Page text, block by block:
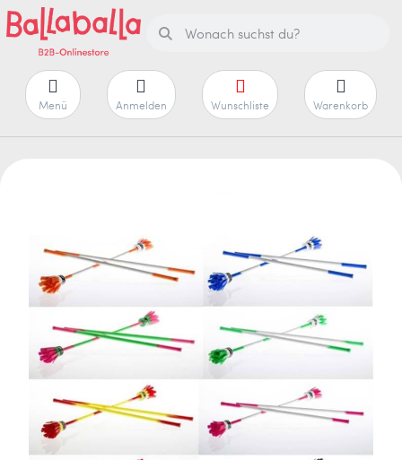
Menü Anmelden Wunschliste Warenkorb